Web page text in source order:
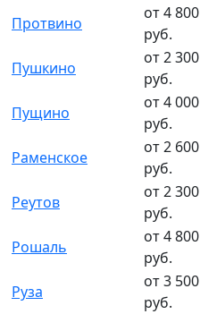
Протвино
от 4 800
руб.
Пушкино
от 2 300
руб.
Пущино
от 4 000
руб.
Раменское
от 2 600
руб.
Реутов
от 2 300
руб.
Рошаль
от 4 800
руб.
Руза
от 3 500
руб.